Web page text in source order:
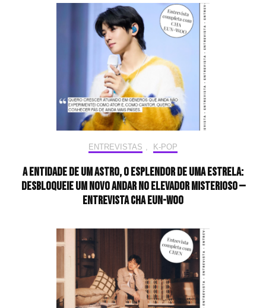
ENTREVISTAS K-POP
A entidade de um astro, o esplendor de uma estrela:
desbloqueie um novo andar no elevador misterioso —
Entrevista CHA EUN-WOO